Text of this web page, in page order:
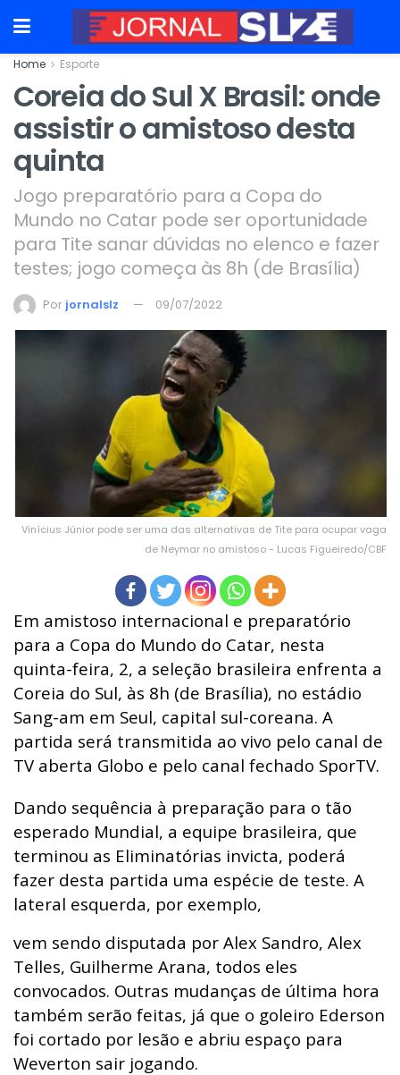
Home Esporte
Coreia do Sul X Brasil: onde
assistir o amistoso desta
quinta
Jogo preparatório para a Copa do
Mundo no Catar pode ser oportunidade
para Tite sanar dúvidas no elenco e fazer
testes; jogo começa às 8h (de Brasília)
Por jornalslz 09/07/2022
Vinícius Júnior pode ser uma das alternativas de Tite para ocupar vaga
de Neymar no amistoso - Lucas Figueiredo/CBF
Em amistoso internacional e preparatório
para a Copa do Mundo do Catar, nesta
quinta-feira, 2, a seleção brasileira enfrenta a
Coreia do Sul, às 8h (de Brasília), no estádio
Sang-am em Seul, capital sul-coreana. A
partida será transmitida ao vivo pelo canal de
TV aberta Globo e pelo canal fechado SporTV.
Dando sequência à preparação para o tão
esperado Mundial, a equipe brasileira, que
terminou as Eliminatórias invicta, poderá
fazer desta partida uma espécie de teste. A
lateral esquerda, por exemplo,
vem sendo disputada por Alex Sandro, Alex
Telles, Guilherme Arana, todos eles
convocados. Outras mudanças de última hora
também serão feitas, já que o goleiro Ederson
foi cortado por lesão e abriu espaço para
Weverton sair jogando.